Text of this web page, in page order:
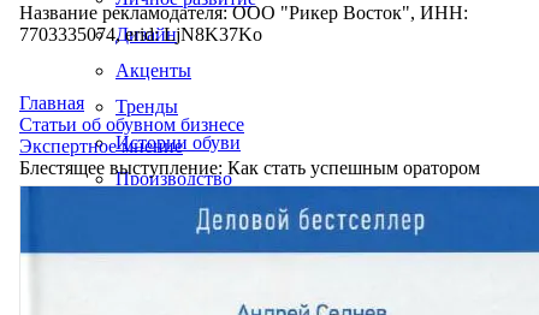
Дизайн
Акценты
Тренды
Истории обуви
Производство
Название рекламодателя: ООО "Рикер Восток", ИНН:
7703335074, erid: LjN8K37Ko
Главная
Статьи об обувном бизнесе
Экспертное мнение
Блестящее выступление: Как стать успешным оратором